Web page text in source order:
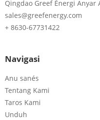
Qingdao Greef Énergi Anyar
sales@greefenergy.com
+ 8630-67731422
Navigasi
Anu sanés
Tentang Kami
Taros Kami
Unduh